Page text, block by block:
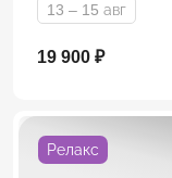
13 – 15 авг
19 900 ₽
Релакс